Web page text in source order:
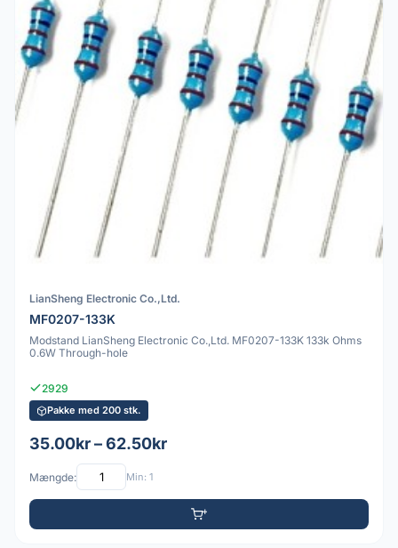
LianSheng Electronic Co.,Ltd.
MF0207-133K
Modstand LianSheng Electronic Co.,Ltd. MF0207-133K 133k Ohms
0.6W Through-hole
2929
Pakke med 200 stk.
35.00kr – 62.50kr
Mængde: Min: 1